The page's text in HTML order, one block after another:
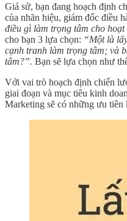
Giả sử, bạn đang hoạch định
của nhãn hiệu, giám đốc điều
điều gì làm trọng tâm cho
cho bạn 3 lựa chọn: “Một là
cạnh tranh làm trọng tâm; và
tâm?”. Bạn sẽ lựa chọn như
Với vai trò hoạch định chiến
giai đoạn và mục tiêu kinh
Marketing sẽ có những ưu tiên